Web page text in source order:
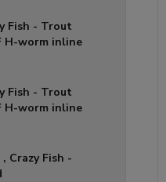
Fish - Trout
H-worm inline
Fish - Trout
H-worm inline
Crazy Fish -